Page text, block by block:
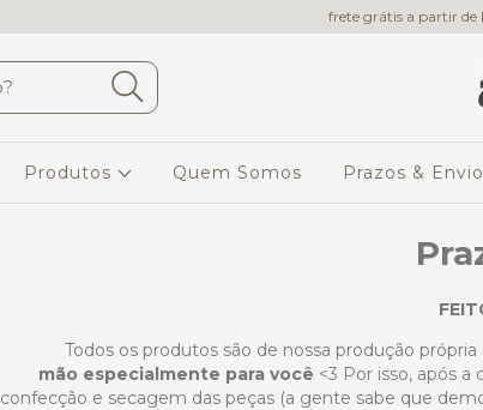
frete grátis a partir de
Produtos Quem Somos Prazos &
Todos os produtos são de nossa produção
mão especialmente para você <3 Por isso, após
confecção e secagem das peças (a gente sabe que